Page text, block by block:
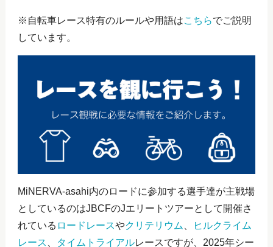
※自転車レース特有のルールや用語はこちらでご説明
しています。
MiNERVA-asahi内のロードに参加する選手達が主戦場
としているのはJBCFのJエリートツアーとして開催さ
れている ロードレースやクリテリウム
ヒルクライム
レース
タイムトライアルレースですが、2025年シー